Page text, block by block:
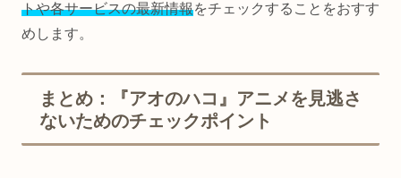
トや各サービスの最新情報をチェックすることをおすす
めします。
まとめ：『アオのハコ』アニメを見逃さ
ないためのチェックポイント